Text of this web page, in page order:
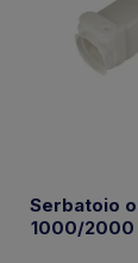
Serbatoio
1000/2000